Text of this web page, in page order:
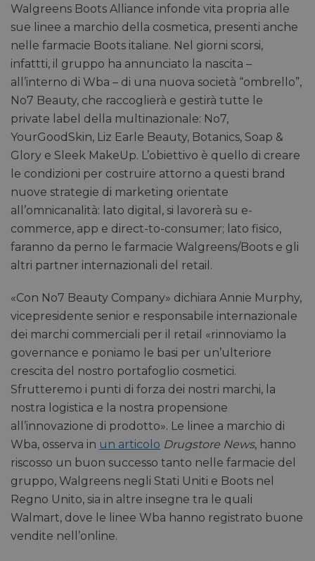
Walgreens Boots Alliance infonde vita propria alle
sue linee a marchio della cosmetica, presenti anche
nelle farmacie Boots italiane. Nel giorni scorsi,
infattti, il gruppo ha annunciato la nascita –
all’interno di Wba – di una nuova società “ombrello”,
No7 Beauty, che raccoglierà e gestirà tutte le
private label della multinazionale: No7,
YourGoodSkin, Liz Earle Beauty, Botanics, Soap &
Glory e Sleek MakeUp. L’obiettivo è quello di creare
le condizioni per costruire attorno a questi brand
nuove strategie di marketing orientate
all’omnicanalità: lato digital, si lavorerà su e-
commerce, app e direct-to-consumer; lato fisico,
faranno da perno le farmacie Walgreens/Boots e gli
altri partner internazionali del retail.
«Con No7 Beauty Company» dichiara Annie Murphy,
vicepresidente senior e responsabile internazionale
dei marchi commerciali per il retail «rinnoviamo la
governance e poniamo le basi per un’ulteriore
crescita del nostro portafoglio cosmetici.
Sfrutteremo i punti di forza dei nostri marchi, la
nostra logistica e la nostra propensione
all’innovazione di prodotto». Le linee a marchio di
Wba, osserva in un articolo Drugstore News, hanno
riscosso un buon successo tanto nelle farmacie del
gruppo, Walgreens negli Stati Uniti e Boots nel
Regno Unito, sia in altre insegne tra le quali
Walmart, dove le linee Wba hanno registrato buone
vendite nell’online.